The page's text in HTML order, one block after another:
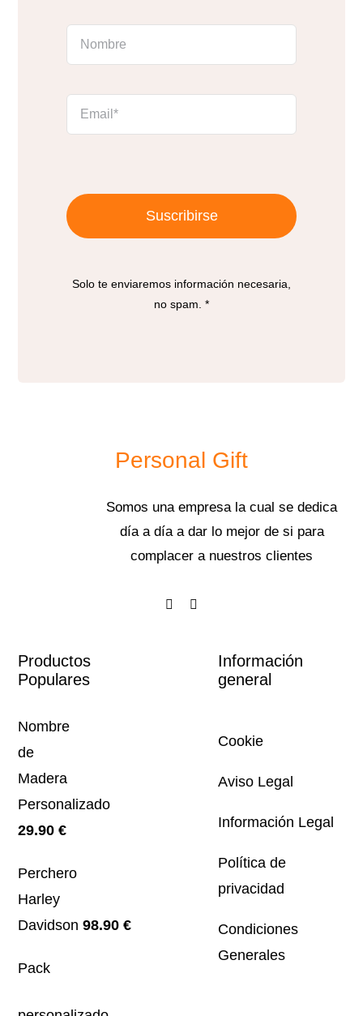
Suscribirse
Solo te enviaremos información necesaria,
no spam. *
Personal Gift
Somos una empresa la cual se dedica
día a día a dar lo mejor de si para
complacer a nuestros clientes
Productos
Populares
Nombre
de
Madera
Personalizado
29.90€
Perchero
Harley
Davidson 98.90€
Pack
Información
general
Cookie
Aviso Legal
Información Legal
Política de
privacidad
Condiciones
Generales